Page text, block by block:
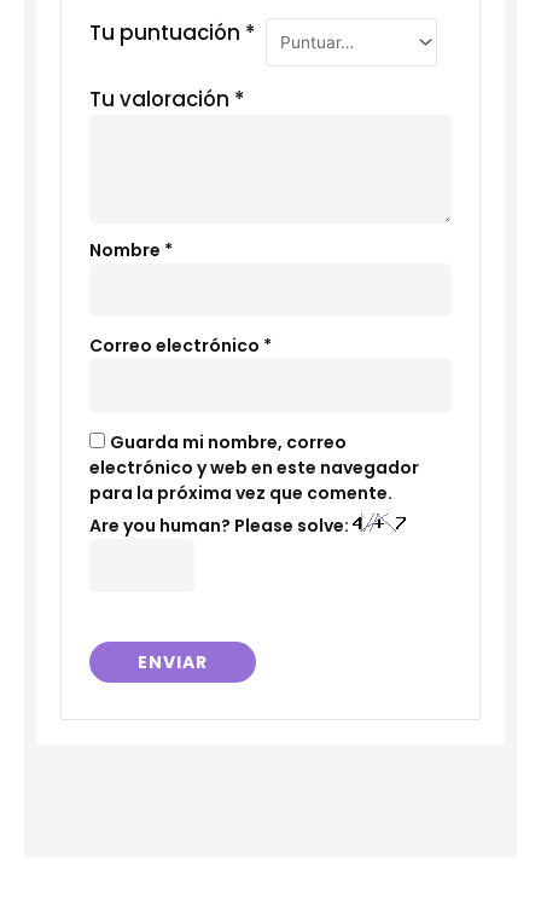
Tu puntuación *
Tu valoración *
Nombre *
Correo electrónico *
Guarda mi nombre, correo
electrónico y web en este navegador
para la próxima vez que comente.
Are you human? Please solve: